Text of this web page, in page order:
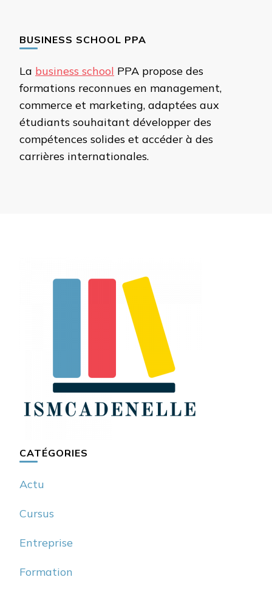
BUSINESS SCHOOL PPA
La business school PPA propose des
formations reconnues en management,
commerce et marketing, adaptées aux
étudiants souhaitant développer des
compétences solides et accéder à des
carrières internationales.
CATÉGORIES
Actu
Cursus
Entreprise
Formation